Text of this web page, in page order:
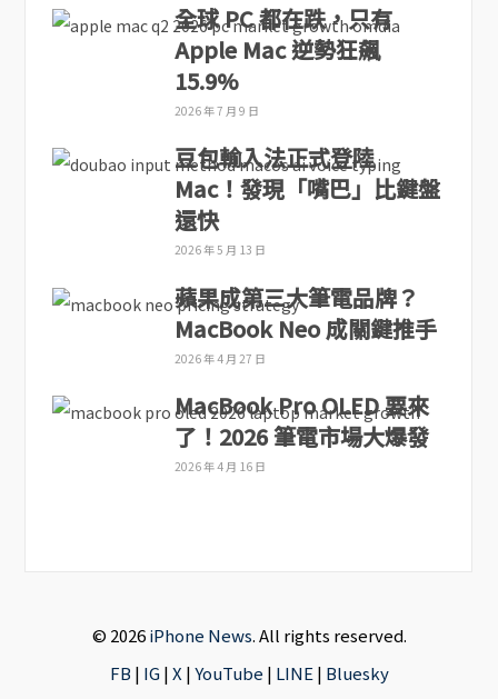
全球 PC 都在跌，只有
Apple Mac 逆勢狂飆
15.9%
2026 年 7 月 9 日
豆包輸入法正式登陸
Mac！發現「嘴巴」比鍵盤
還快
2026 年 5 月 13 日
蘋果成第三大筆電品牌？
MacBook Neo 成關鍵推手
2026 年 4 月 27 日
MacBook Pro OLED 要來
了！2026 筆電市場大爆發
2026 年 4 月 16 日
© 2026iPhone News. All rights reserved.
FB | IG|X |YouTube | LINE | Bluesky